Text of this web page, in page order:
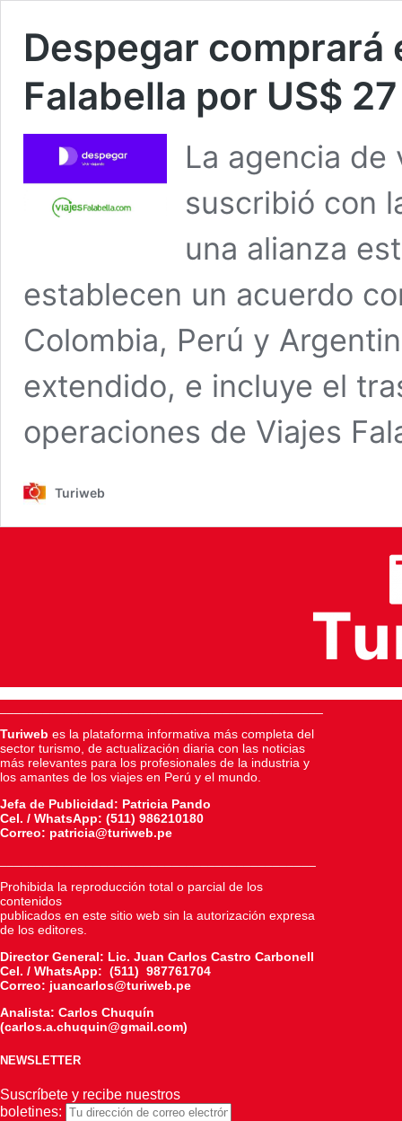
Despegar comprará
Falabella por US$
La agencia de
suscribió con
una alianza
establecen un acuerdo
Colombia, Perú y
extendido, e incluye el
operaciones de Viajes
Turiweb
Turiweb es la plataforma informativa más completa del
sector turismo, de actualización diaria con las noticias
más relevantes para los profesionales de la industria y
los amantes de los viajes en Perú y el mundo.
Jefa de Publicidad: Patricia Pando
Cel. / WhatsApp: (511) 986210180
Correo: patricia@turiweb.pe
Prohibida la reproducción total o parcial de los
contenidos
publicados en este sitio web sin la autorización expresa
de los editores.
Director General: Lic. Juan Carlos Castro Carbonell
Cel. / WhatsApp: (511) 987761704
Correo: juancarlos@turiweb.pe
Analista: Carlos Chuquín
(carlos.a.chuquin@gmail.com)
NEWSLETTER
Suscríbete y recibe nuestros
boletines: